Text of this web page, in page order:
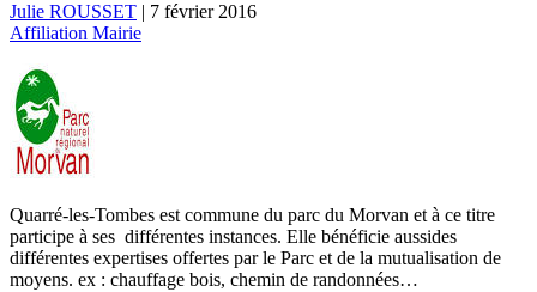
Julie ROUSSET | 7 février 2016
Affiliation Mairie
Quarré-les-Tombes est commune du parc du Morvan et à ce titre
participe à ses différentes instances. Elle bénéficie aussides
différentes expertises offertes par le Parc et de la mutualisation de
moyens. ex : chauffage bois, chemin de randonnées…